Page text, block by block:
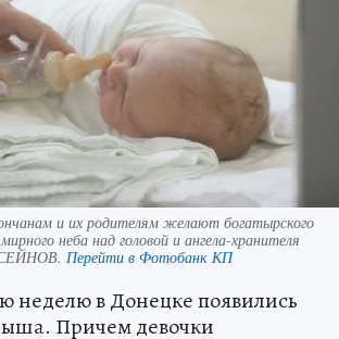
и их родителям желают богатырского
неба над головой и ангела-хранителя
Перейти в Фотобанк КП
неделю в Донецке появились
Причем девочки